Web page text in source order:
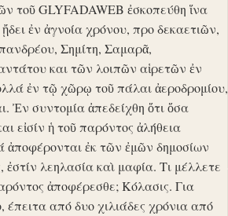
τοῦ GLYFADAWEB ἐσκοπεύθη ἵνα
ἐν ἀγνοία χρόνου, προ δεκαετιῶν,
Σημίτη, Σαμαρᾶ,
και τῶν λοιπῶν αἱρετῶν ἐν
ἐν τῷ χῶρῳ τοῦ πάλαι ἀεροδρομίου,
Ἐν συντομία ἀπεδείχθη ὅτι ὅσα
εἰσίν ἡ τοῦ παρόντος ἀλήθεια
ἀποφέρονται ἐκ τῶν ἐμῶν δημοσίων
λεηλασία καὶ μαφία. Τι μέλλετε
ἀποφέρεσθε; Κόλασις. Για
έπειτα από δυο χιλιάδες χρόνια από